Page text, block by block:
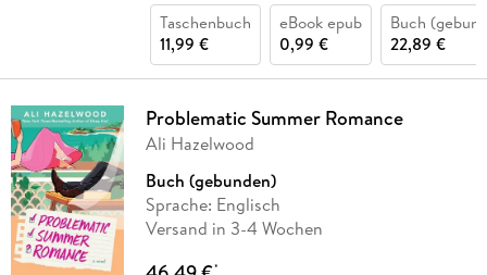
Taschenbuch
11,99 €
eBook epub
0,99 €
Buch
22,89 €
Problematic Summer Romance
Ali Hazelwood
Buch (gebunden)
Sprache: Englisch
Versand in 3-4 Wochen
*